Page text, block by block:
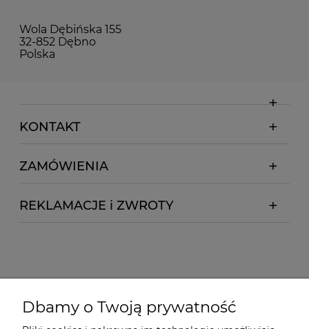
Wola Dębińska 155
32-852 Dębno
Polska
KONTAKT
ZAMÓWIENIA
REKLAMACJE i ZWROTY
Dbamy o Twoją prywatność